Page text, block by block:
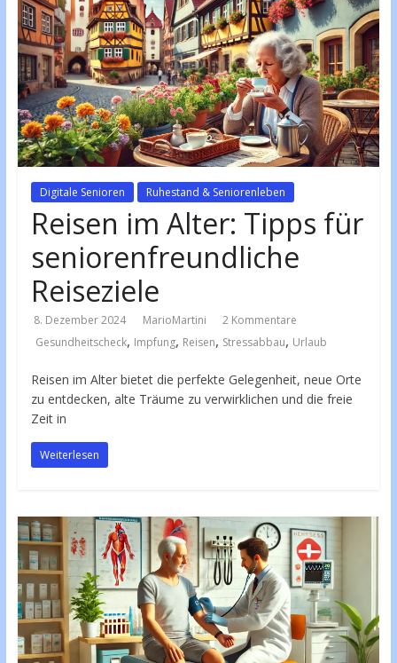
Digitale Senioren Ruhestand & Seniorenleben
Reisen im Alter: Tipps für
seniorenfreundliche
Reiseziele
8. Dezember 2024 MarioMartini
2 Kommentare
Gesundheitscheck, Impfung, Reisen, Stressabbau, Urlaub
Reisen im Alter bietet die perfekte Gelegenheit, neue Orte
zu entdecken, alte Träume zu verwirklichen und die freie
Zeit in
Weiterlesen